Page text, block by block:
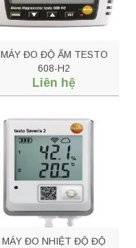
MÁY ĐO ĐỘ ẨM TESTO
608-H2
Liên hệ
MÁY ĐO NHIỆT ĐỘ ĐỘ